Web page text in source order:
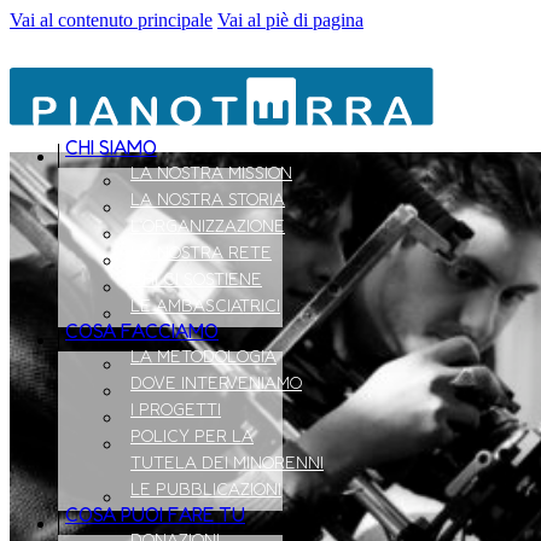
Vai al contenuto principale Vai al piè di pagina
CHI SIAMO
LA NOSTRA MISSION
LA NOSTRA STORIA
L’ORGANIZZAZIONE
LA NOSTRA RETE
CHI CI SOSTIENE
LE AMBASCIATRICI
COSA FACCIAMO
LA METODOLOGIA
DOVE INTERVENIAMO
I PROGETTI
POLICY PER LA
TUTELA DEI MINORENNI
LE PUBBLICAZIONI
COSA PUOI FARE TU